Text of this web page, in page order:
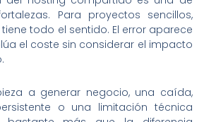
Para proyectos sencillos,
todo el sentido. El error aparece
el coste sin considerar el impacto
a generar negocio, una caída,
o una limitación técnica